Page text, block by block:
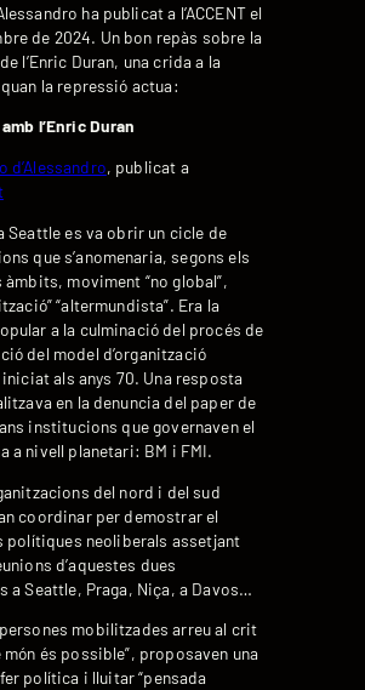
ha publicat a l’ACCENT el
de 2024. Un bon repàs sobre la
l’Enric Duran, una crida a la
la repressió actua:
l’Enric Duran
d’Alessandro, publicat a
a Seattle es va obrir un cicle de
que s’anomenaria, segons els
àmbits, moviment “no global”,
“altermundista”. Era la
a la culminació del procés de
del model d’organització
als anys 70. Una resposta
en la denuncia del paper de
institucions que governaven el
a nivell planetari: BM i FMI.
del nord i del sud
coordinar per demostrar el
polítiques neoliberals assetjant
d’aquestes dues
a Seattle, Praga, Niça, a Davos…
mobilitzades arreu al crit
món és possible”, proposaven una
política i lluitar “pensada